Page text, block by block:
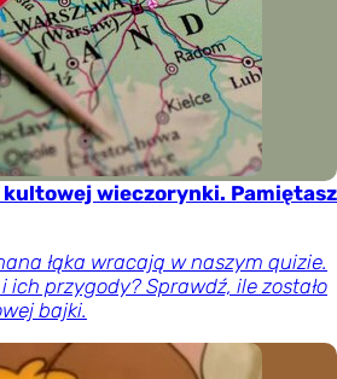
kultowej wieczorynki. Pamiętasz
łąka wracają w naszym quizie.
przygody? Sprawdź, ile zostało
bajki.